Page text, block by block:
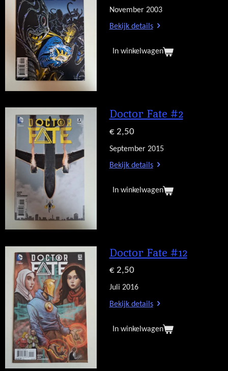
November 2003
Bekijk details
In winkelwagen
Doctor Fate #2
€ 2,50
September 2015
Bekijk details
In winkelwagen
Doctor Fate #12
€ 2,50
Juli 2016
Bekijk details
In winkelwagen